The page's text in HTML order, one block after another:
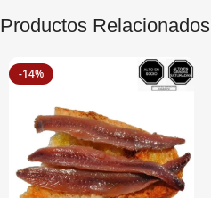
Productos Relacionados
-14%